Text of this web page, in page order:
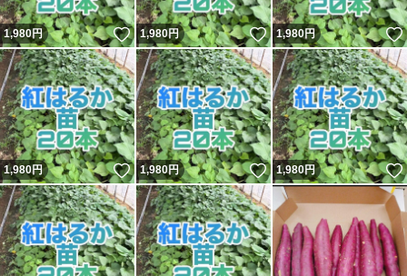
1,980円 いいね！
1,980円 いいね！
1,980円
1,980円 いいね！
1,980円 いいね！
1,980円